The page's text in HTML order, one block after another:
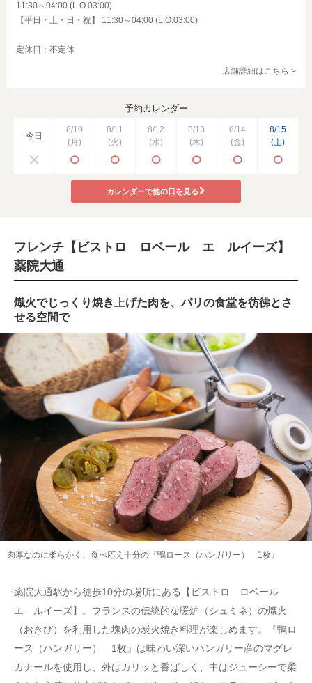
11:30～04:00 (L.O.03:00)
【平日・土・日・祝】 11:30～04:00 (L.O.03:00)
定休日：不定休
店舗詳細はこちら >
予約カレンダー
今日
8/10
(月)
8/11
(火)
8/12
(水)
8/13
(木)
8/14
(金)
8/15
(土)
カレンダーで他の日を見る
フレンチ【ビストロ ロベール エ ルイーズ】
薬院大通
熾火でじっくり焼き上げた肉を、パリの食堂を彷彿とさ
せる空間で
肉厚なのに柔らかく、食べ応え十分の『鴨ロース（ハンガリー） 1枚』
薬院大通駅から徒歩10分の場所にある【ビストロ ロベール
エ ルイーズ】。フランスの伝統的な暖炉（シュミネ）の熾火
（おきび）を利用した塊肉の炭火焼き料理が楽しめます。『鴨ロ
ース（ハンガリー） 1枚』は味わい深いハンガリー産のマグレ
カナールを使用し、外はカリッと香ばしく、中はジューシーで柔